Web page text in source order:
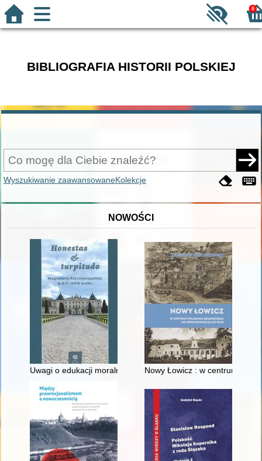
0
BIBLIOGRAFIA HISTORII POLSKIEJ
Wyszukiwanie zaawansowaneKolekcje
NOWOŚCI
Uwagi o edukacji moralnej synów szlacheckich w XVI-
Nowy Łowicz : w centrum